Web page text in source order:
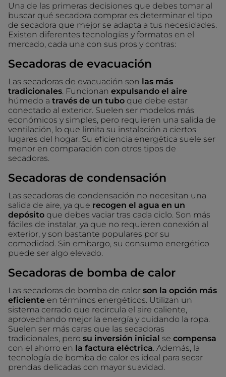
Una de las primeras decisiones que debes tomar al
buscar qué secadora comprar es determinar el tipo
de secadora que mejor se adapta a tus necesidades.
Existen diferentes tecnologías y formatos en el
mercado, cada una con sus pros y contras:
Secadoras de evacuación
Las secadoras de evacuación son las más
tradicionales. Funcionan expulsando el aire
húmedo a través de un tubo que debe estar
conectado al exterior. Suelen ser modelos más
económicos y simples, pero requieren una salida de
ventilación, lo que limita su instalación a ciertos
lugares del hogar. Su eficiencia energética suele ser
menor en comparación con otros tipos de
secadoras.
Secadoras de condensación
Las secadoras de condensación no necesitan una
salida de aire, ya que recogen el agua en un
depósito que debes vaciar tras cada ciclo. Son más
fáciles de instalar, ya que no requieren conexión al
exterior, y son bastante populares por su
comodidad. Sin embargo, su consumo energético
puede ser algo elevado.
Secadoras de bomba de calor
Las secadoras de bomba de calor son la opción más
eficiente en términos energéticos. Utilizan un
sistema cerrado que recircula el aire caliente,
aprovechando mejor la energía y cuidando la ropa.
Suelen ser más caras que las secadoras
tradicionales, pero su inversión inicial se compensa
con el ahorro en la factura eléctrica. Además, la
tecnología de bomba de calor es ideal para secar
prendas delicadas con mayor suavidad.